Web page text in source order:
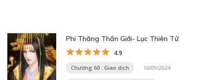
Phi Thăng Thần Giới- Lục Thiên Tử
4.9
Chương 60 : Giao dịch 16/09/2024